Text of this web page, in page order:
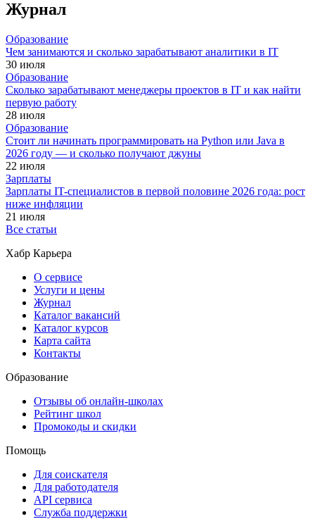
Журнал
Образование
Чем занимаются и сколько зарабатывают аналитики в IT
30 июля
Образование
Сколько зарабатывают менеджеры проектов в IT и как найти
первую работу
28 июля
Образование
Стоит ли начинать программировать на Python или Java в
2026 году — и сколько получают джуны
22 июля
Зарплаты
Зарплаты IT-специалистов в первой половине 2026 года: рост
ниже инфляции
21 июля
Все статьи
Хабр Карьера
О сервисе
Услуги и цены
Журнал
Каталог вакансий
Каталог курсов
Карта сайта
Контакты
Образование
Отзывы об онлайн-школах
Рейтинг школ
Промокоды и скидки
Помощь
Для соискателя
Для работодателя
API сервиса
Служба поддержки